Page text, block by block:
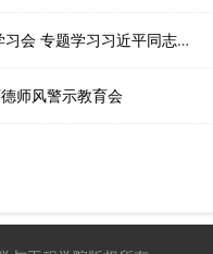
同志《论教育》和全国教育大会精神
师风警示教育会